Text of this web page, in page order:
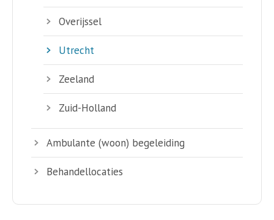
Overijssel
Utrecht
Zeeland
Zuid-Holland
Ambulante (woon) begeleiding
Behandellocaties